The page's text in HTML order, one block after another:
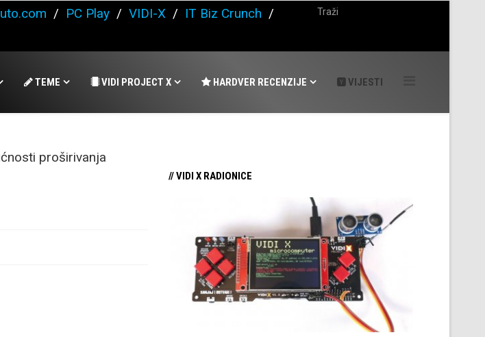
/ PC Play / VIDI-X / IT Biz Crunch /
TEME VIDI PROJECT X HARDVER RECENZIJE VIJESTI
// VIDI X RADIONICE